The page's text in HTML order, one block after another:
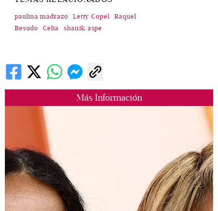
Más Información
paulina madrazo Letty Copel
Raquel
Besudo
Celia shanik aspe